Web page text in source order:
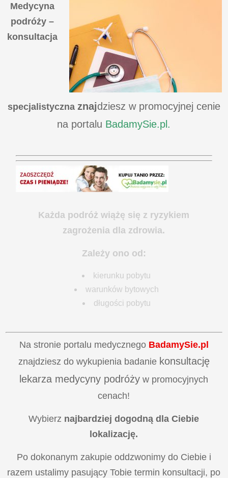
Medycyna
podróży –
konsultacja
specjalistyczna znajdziesz w promocyjnej cenie
na portalu BadamySie.pl .
Każda podróż wiążę się z ryzykiem
zagrożenia dla zdrowia.
Zależy ono od:
kierunku pobytu
warunków bytowych
długości pobytu
Na stronie portalu medycznego BadamySie.pl
znajdziesz do wykupienia badanie konsultację
lekarza medycyny podróży w promocyjnych
cenach!
Wybierz najbardziej dogodną dla Ciebie
lokalizację.
Po dokonanym zakupie oddzwonimy do Ciebie i
razem ustalimy pasujący Tobie termin konsultacji, po